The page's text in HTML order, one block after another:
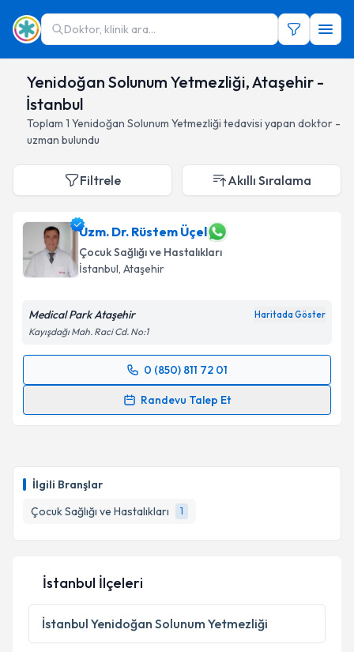
Doktor, klinik ara...
Yenidoğan Solunum Yetmezliği, Ataşehir -
İstanbul
Toplam 1 Yenidoğan Solunum Yetmezliği tedavisi yapan doktor -
uzman bulundu
İlgili Branşlar
Çocuk Sağlığı ve Hastalıkları
1
Filtrele Akıllı Sıralama
Uzm. Dr. Rüstem Üçel
Çocuk Sağlığı ve Hastalıkları
İstanbul, Ataşehir
Medical Park Ataşehir Haritada Göster
Kayışdağı Mah. Raci Cd. No:1
0 (850) 811 72 01
Randevu Talep Et
Randevu Takvimi Talebi
E-posta Adresiniz
Kişisel verilerimin işlenmesine ilişkin
Metni'ni okudum ve kişisel verilerimin belirtilen
kapsamda işlenmesini kabul ediyorum.
İstanbul İlçeleri
İstanbul Yenidoğan Solunum Yetmezliği